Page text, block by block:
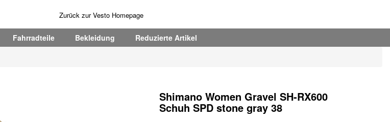
Zurück zur Vesto Homepage
Fahrradteile Bekleidung Reduzierte Artikel
Shimano Women Gravel SH-RX600
Schuh SPD stone gray 38